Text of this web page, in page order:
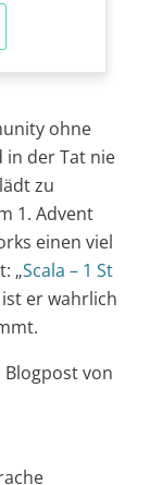
ohne
in der Tat nie
zu
1. Advent
einen viel
„Scala – 1 St
er wahrlich
Blogpost von